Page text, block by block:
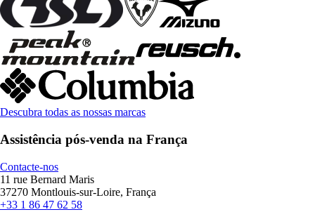
Descubra todas as nossas marcas
Assistência pós-venda na França
Contacte-nos
11 rue Bernard Maris
37270 Montlouis-sur-Loire, França
+33 1 86 47 62 58